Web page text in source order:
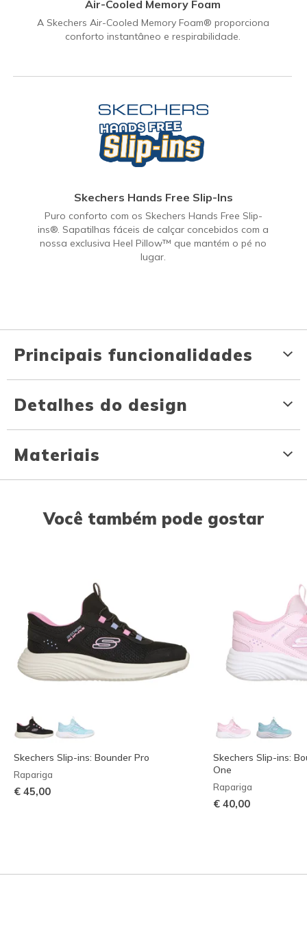
Air-Cooled Memory Foam
A Skechers Air-Cooled Memory Foam® proporciona
conforto instantâneo e respirabilidade.
Skechers Hands Free Slip-Ins
Puro conforto com os Skechers Hands Free Slip-
ins®. Sapatilhas fáceis de calçar concebidos com a
nossa exclusiva Heel Pillow™ que mantém o pé no
lugar.
Principais funcionalidades
Detalhes do design
Materiais
Você também pode gostar
Skechers Slip-ins: Bounder Pro
Rapariga
€ 45,00
Skechers Slip-ins:
One
Rapariga
€ 40,00